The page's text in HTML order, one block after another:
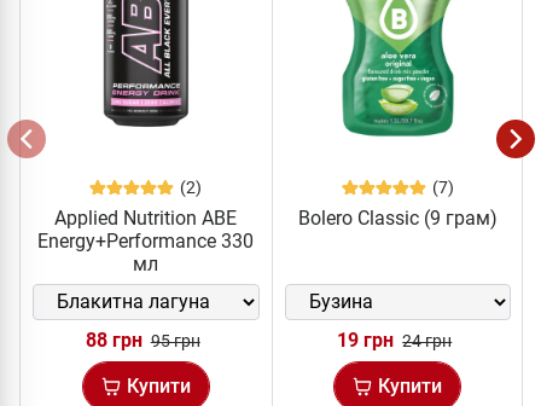
(2)
Applied Nutrition ABE
Energy+Performance 330
мл
88 грн 95 грн
Купити
(7)
Bolero Classic (9 грам)
19 грн 24 грн
Купити